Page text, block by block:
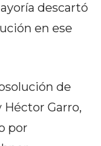
descartó
en ese
de
Héctor Garro,
por